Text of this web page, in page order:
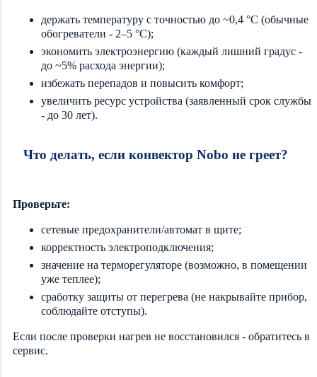
держать температуру с точностью до ~0,4 °С (обычные
обогреватели - 2–5 °С);
экономить электроэнергию (каждый лишний градус -
до ~5% расхода энергии);
избежать перепадов и повысить комфорт;
увеличить ресурс устройства (заявленный срок службы
- до 30 лет).
Что делать, если конвектор Nobo не греет?
Проверьте:
сетевые предохранители/автомат в щите;
корректность электроподключения;
значение на терморегуляторе (возможно, в помещении
уже теплее);
сработку защиты от перегрева (не накрывайте прибор,
соблюдайте отступы).
Если после проверки нагрев не восстановился - обратитесь в
сервис.